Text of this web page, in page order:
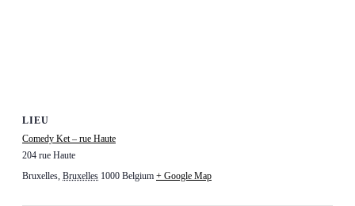
LIEU
Comedy Ket – rue Haute
204 rue Haute
Bruxelles, Bruxelles 1000 Belgium + Google Map